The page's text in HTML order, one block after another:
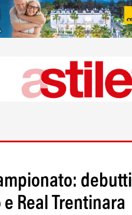
debutti
Real Trentinara